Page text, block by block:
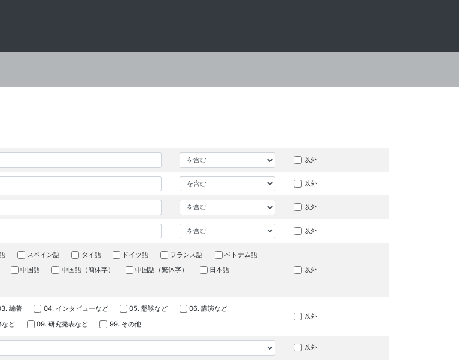
以外
以外
以外
以外
スペイン語 タイ語 ドイツ語 フランス語
ベトナム語
中国語 中国語（簡体字） 中国語（繁体字）
日本語
以外
編著 04. インタビューなど 05. 懇談など
06. 講演など
など 09. 研究発表など 99. その他
以外
以外